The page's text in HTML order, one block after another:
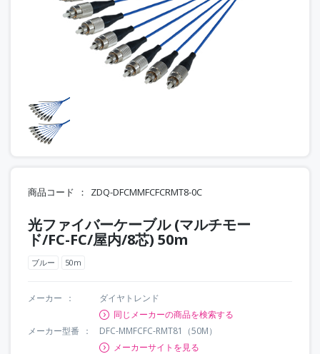
商品コード ZDQ-DFCMMFCFCRMT8-0C
光ファイバーケーブル (マルチモー
ド/FC-FC/屋内/8芯) 50m
ブルー 50m
メーカー
ダイヤトレンド
同じメーカーの商品を検索する
メーカー型番
DFC-MMFCFC-RMT81（50M）
メーカーサイトを見る